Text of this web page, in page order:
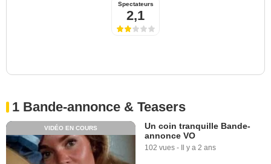
Spectateurs
2,1
1 Bande-annonce & Teasers
VIDÉO EN COURS
Un coin tranquille Bande-
annonce VO
102 vues - Il y a 2 ans